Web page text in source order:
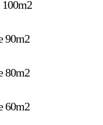
100m2
90m2
80m2
60m2